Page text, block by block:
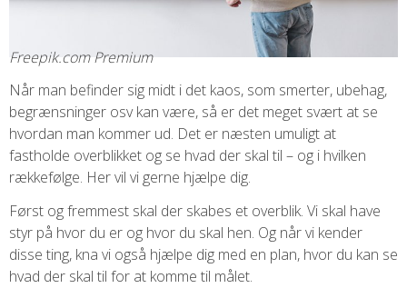
Freepik.com Premium
Når man befinder sig midt i det kaos, som smerter, ubehag,
begrænsninger osv kan være, så er det meget svært at se
hvordan man kommer ud. Det er næsten umuligt at
fastholde overblikket og se hvad der skal til – og i hvilken
rækkefølge. Her vil vi gerne hjælpe dig.
Først og fremmest skal der skabes et overblik. Vi skal have
styr på hvor du er og hvor du skal hen. Og når vi kender
disse ting, kna vi også hjælpe dig med en plan, hvor du kan se
hvad der skal til for at komme til målet.